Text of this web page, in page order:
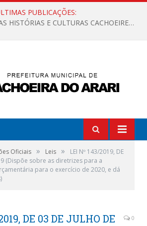
PUBLICAÇÕES:
A VALORIZAÇÃO DAS HISTÓRIAS E CULTURAS CACHOEIRENSES
Oficiais » Leis »
LEI Nº 143/2019, DE
(Dispõe sobre as diretrizes para a
para o exercício de 2020, e dá
DE 03 DE JULHO DE
0